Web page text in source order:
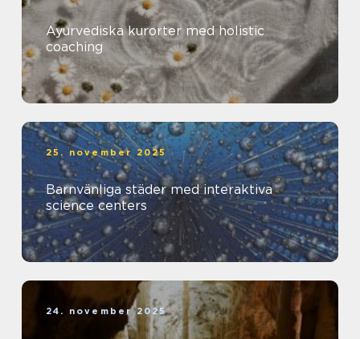
Ayurvediska kurorter med holistic
coaching
25. november 2025
Barnvänliga städer med interaktiva
science centers
24. november 2025